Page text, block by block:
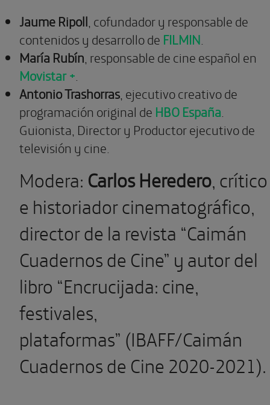
Jaume Ripoll , cofundador y responsable de
contenidos y desarrollo de FILMIN
María Rubín , responsable de cine español en
Movistar +
Antonio Trashorras , ejecutivo creativo de
programación original de HBO España
Guionista, Director y Productor ejecutivo de
televisión y cine.
Modera: Carlos Heredero, crítico
e historiador cinematográfico,
director de la revista “Caimán
Cuadernos de Cine” y autor del
libro “Encrucijada: cine,
festivales,
plataformas” (IBAFF/Caimán
Cuadernos de Cine 2020-2021).